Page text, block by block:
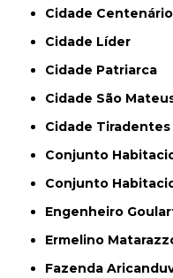
Cidade Centenário
Cidade Líder
Cidade Patriarca
Cidade São
Cidade Tiradentes
Conjunto
Conjunto
Engenheiro
Ermelino
Fazenda